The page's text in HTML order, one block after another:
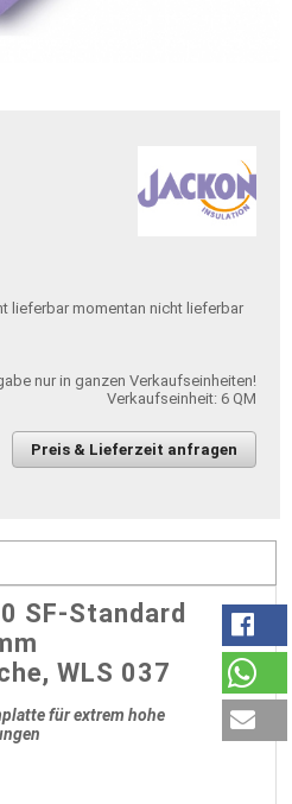
momentan nicht lieferbar
nur in ganzen Verkaufseinheiten!
Verkaufseinheit: 6 QM
Preis & Lieferzeit anfragen
SF-Standard
WLS 037
für extrem hohe